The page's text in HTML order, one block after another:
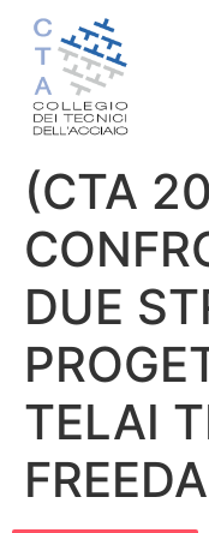
(CTA
DUE
TELAI